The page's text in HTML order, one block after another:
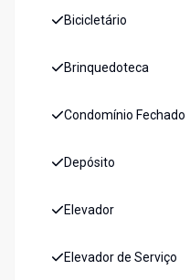
Bicicletário
Brinquedoteca
Condomínio Fechado
Depósito
Elevador
Elevador de Serviço